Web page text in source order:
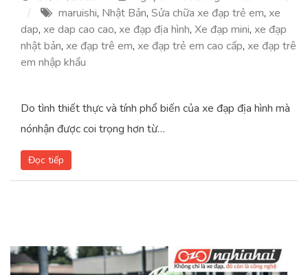
maruishi, Nhật Bản, Sửa chữa xe đạp trẻ em, xe
dap, xe dap cao cao, xe đạp địa hình, Xe đạp mini, xe đạp
nhật bản, xe đạp trê em, xe đạp trẻ em cao cấp, xe đạp trê
em nhập khẩu
Do tình thiết thực và tính phổ biến của xe đạp địa hình mà
nónhận được coi trọng hơn từ…
Đọc tiếp